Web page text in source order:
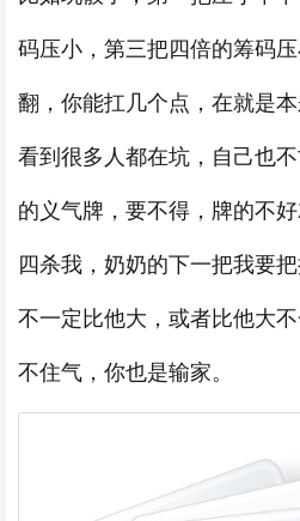
码压小，第三把四倍的筹码
翻，你能扛几个点，在就是
看到很多人都在坑，自己也
的义气牌，要不得，牌的不
四杀我，奶奶的下一把我要
不一定比他大，或者比他大
不住气，你也是输家。